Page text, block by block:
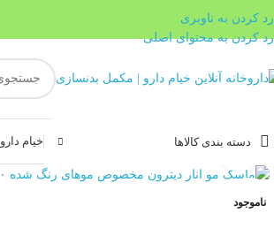
رد کردن به ناوبری
رد کردن به محتوای اصلی
دسته بندی کالاها خیام دارو
ناموجود
بزرگنمایی تصویر